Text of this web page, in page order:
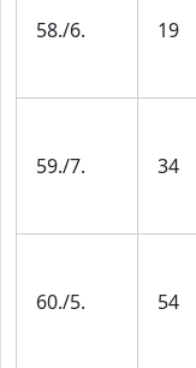
58./6. 19
59./7. 34
60./5. 54